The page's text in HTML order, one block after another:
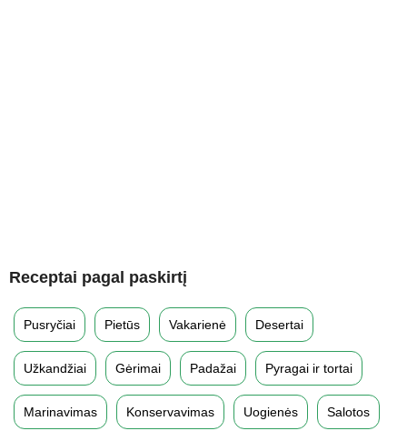
Receptai pagal paskirtį
Pusryčiai Pietūs Vakarienė Desertai
Užkandžiai Gėrimai Padažai Pyragai ir tortai
Marinavimas Konservavimas Uogienės Salotos